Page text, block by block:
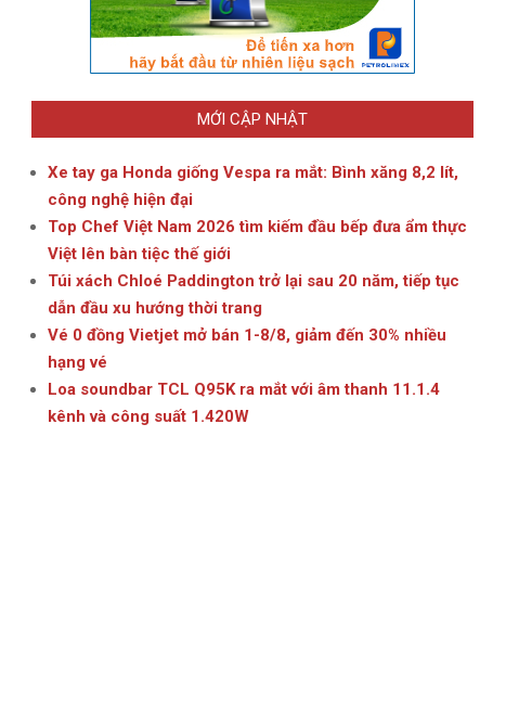
MỚI CẬP NHẬT
Xe tay ga Honda giống Vespa ra mắt: Bình xăng 8,2 lít,
công nghệ hiện đại
Top Chef Việt Nam 2026 tìm kiếm đầu bếp đưa ẩm thực
Việt lên bàn tiệc thế giới
Túi xách Chloé Paddington trở lại sau 20 năm, tiếp tục
dẫn đầu xu hướng thời trang
Vé 0 đồng Vietjet mở bán 1-8/8, giảm đến 30% nhiều
hạng vé
Loa soundbar TCL Q95K ra mắt với âm thanh 11.1.4
kênh và công suất 1.420W